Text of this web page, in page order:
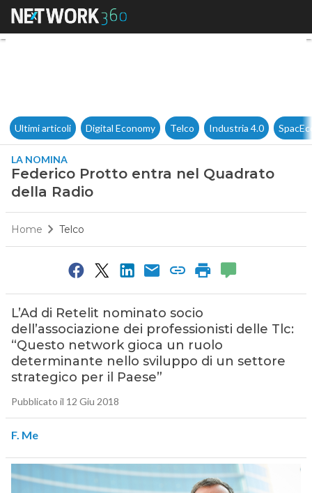
Federico Protto entra nel
Ultimi articoli Digital Economy Telco Industria 4.0
LA NOMINA
Federico Protto entra nel Quadrato
della Radio
Home Telco
L’Ad di Retelit nominato socio
dell’associazione dei professionisti delle Tlc:
“Questo network gioca un ruolo
determinante nello sviluppo di un settore
strategico per il Paese”
Pubblicato il 12 Giu 2018
F. Me